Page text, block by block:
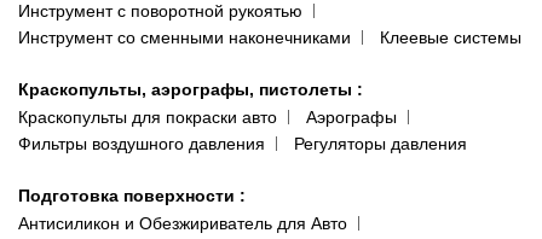
Инструмент с поворотной рукоятью
Инструмент со сменными наконечниками
Клеевые системы
Краскопульты, аэрографы, пистолеты :
Краскопульты для покраски авто
Аэрографы
Фильтры воздушного давления
Регуляторы давления
Подготовка поверхности :
Антисиликон и Обезжириватель для Авто